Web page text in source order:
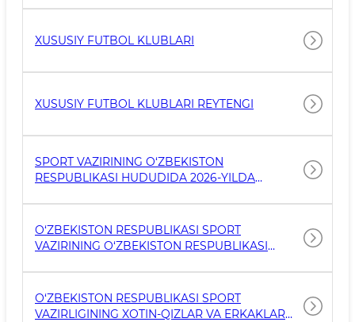
O‘ZGARTIRISHLAR KIRITISH VA TEXNIK XIZMAT
TO‘G‘RISIDA SPORT VAZIRI BUYRUG'I
XUSUSIY FUTBOL KLUBLARI
XUSUSIY FUTBOL KLUBLARI REYTENGI
SPORT VAZIRINING O‘ZBEKISTON
RESPUBLIKASI HUDUDIDA 2026-YILDA
JISMONIY TARBIYA TADBIRLARI
QATNASHCHILARIGA KUNLIK OVQATLANISH
MABLAG‘LARINI BELGILASH TO‘G‘RISIDAGI
O‘ZBEKISTON RESPUBLIKASI SPORT
VAZIRINING O‘ZBEKISTON RESPUBLIKASI
VA TO‘LASH TO‘G‘RISIDA BUYRUG'I
O‘ZBEKISTON RESPUBLIKASI SPORT
VAZIRLIGINING XOTIN-QIZLAR VA ERKAKLAR